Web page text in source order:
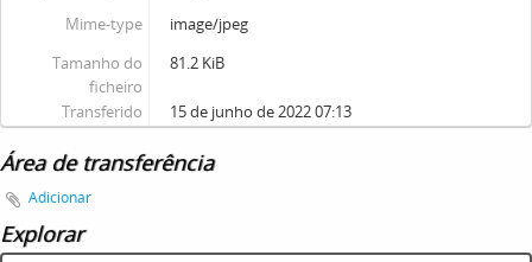
Mime-type
image/jpeg
Tamanho do
ficheiro
81.2 KiB
Transferido 15 de junho de 2022 07:13
Área de transferência
Adicionar
Explorar